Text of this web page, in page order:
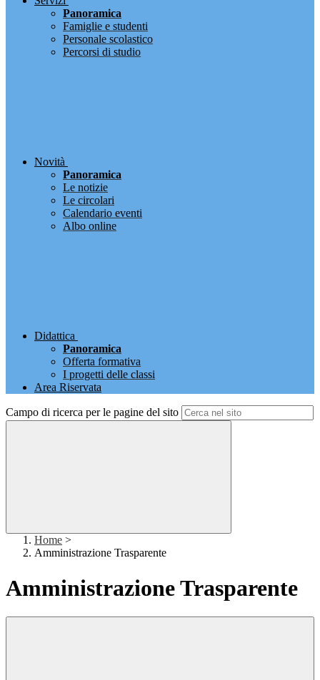
Panoramica
Famiglie e studenti
Personale scolastico
Percorsi di studio
Novità
Panoramica
Le notizie
Le circolari
Calendario eventi
Albo online
Didattica
Panoramica
Offerta formativa
I progetti delle classi
Area Riservata
Campo di ricerca per le pagine del sito
Home >
Amministrazione Trasparente
Amministrazione Trasparente